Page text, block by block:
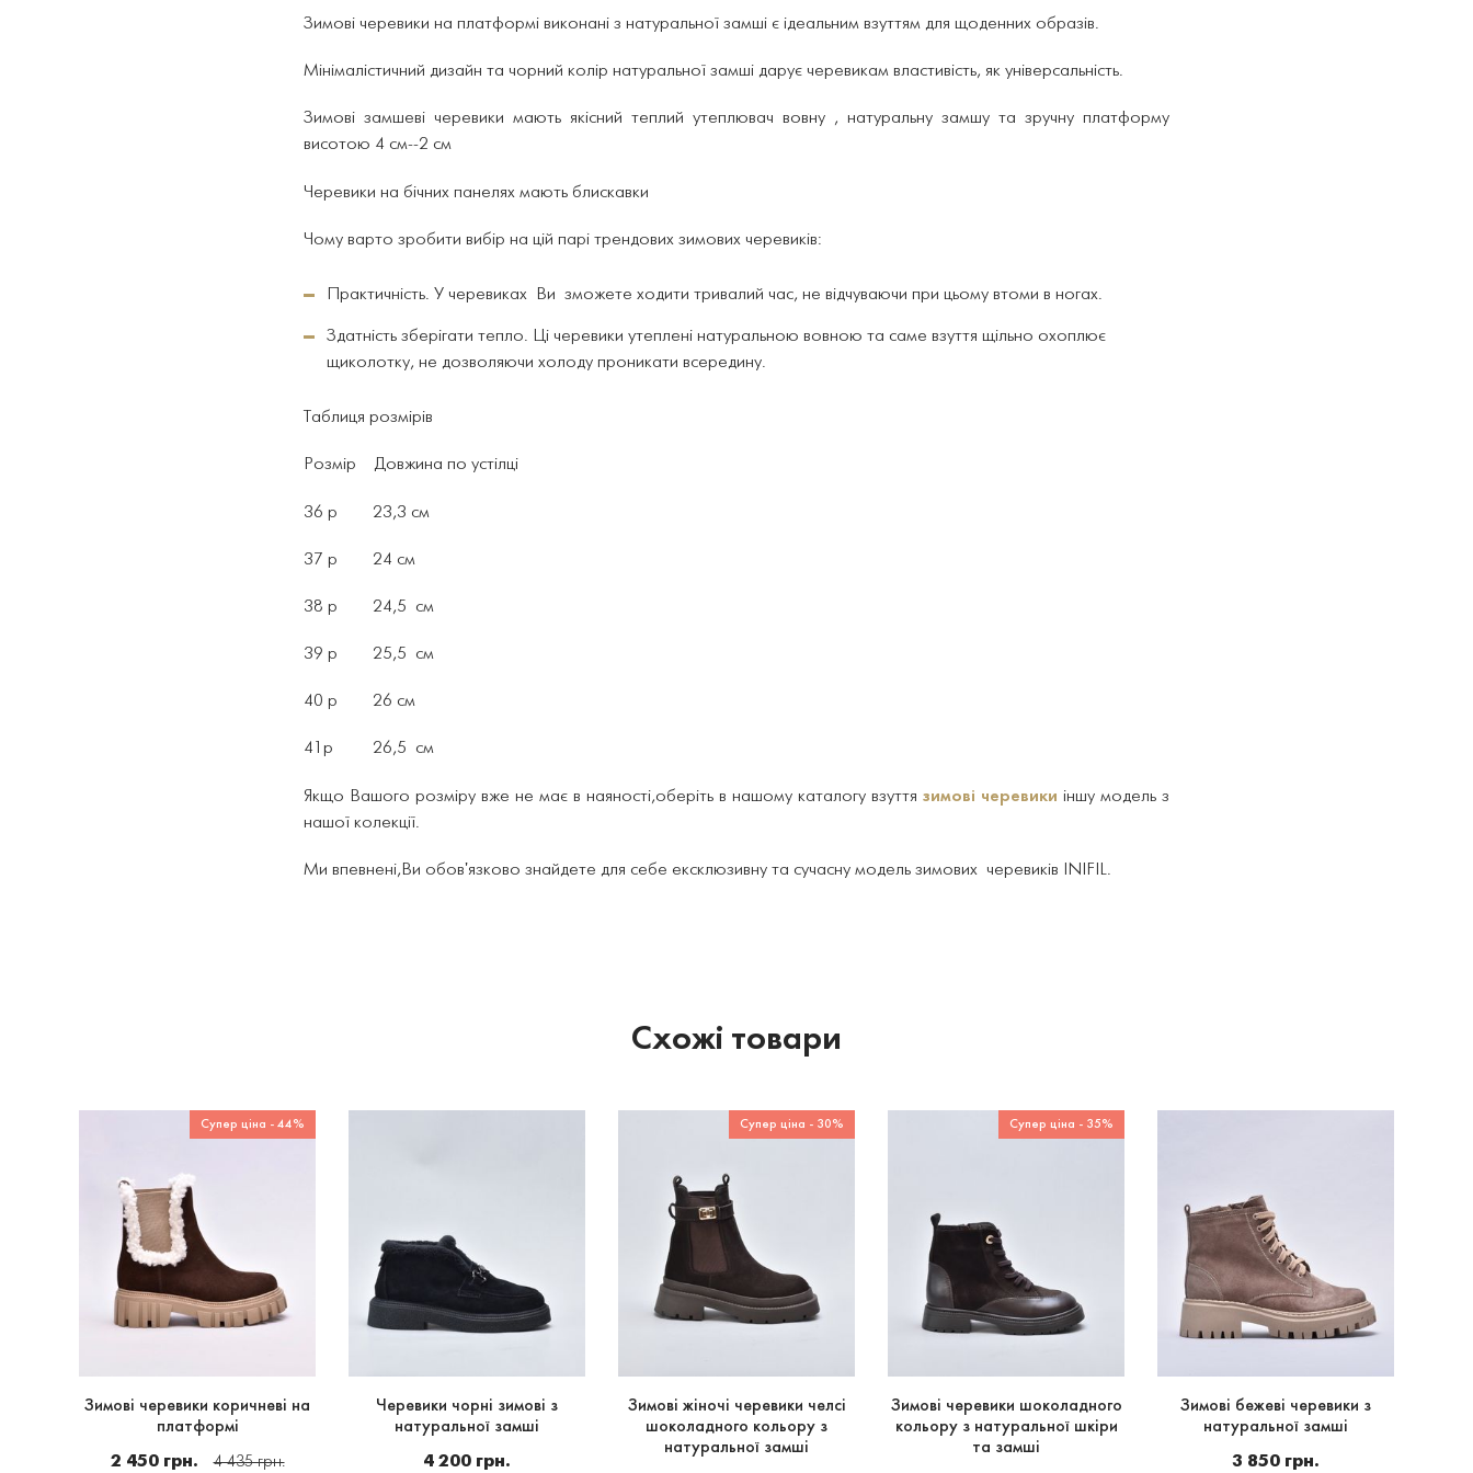
Зимові черевики на платформі виконані з натуральної замші є ідеальним взуттям для щоденних образів.
Мінімалістичний дизайн та чорний колір натуральної замші дарує черевикам властивість, як універсальність.
Зимові замшеві черевики мають якісний теплий утеплювач вовну , натуральну замшу та зручну платформу
висотою 4 см--2 см
Черевики на бічних панелях мають блискавки
Чому варто зробити вибір на цій парі трендових зимових черевиків:
Практичність. У черевиках Ви зможете ходити тривалий час, не відчуваючи при цьому втоми в ногах.
Здатність зберігати тепло. Ці черевики утеплені натуральною вовною та саме взуття щільно охоплює
щиколотку, не дозволяючи холоду проникати всередину.
аблиця розмірів
Розмір Довжина по устілці
36 р 23,3 см
37 р 24 см
38 р 24,5 см
39 р 25,5 см
40 р 26 см
41р 26,5 см
Якщо Вашого розміру вже не має в наяності,оберіть в нашому каталогу взуття зимові черевики іншу модель з
нашої колекції.
Ми впевнені,Ви обов'язково знайдете для себе ексклюзивну та сучасну модель зимових черевиків INIFIL.
Схожі товари
Супер ціна - 44%
Зимові черевики коричневі на
платформі
2 450 грн. 4 435 грн.
Черевики чорні зимові з
натуральної замші
4 200 грн.
Супер ціна - 30%
Зимові жіночі черевики челсі
шоколадного кольору з
натуральної замші
Супер ціна - 35%
Зимові черевики шоколадного
кольору з натуральної шкіри
та замші
Зимові бежеві черевики з
натуральної замші
3 850 грн.